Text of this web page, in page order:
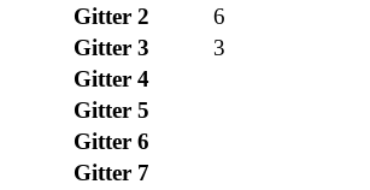
Gitter 2
6
Gitter 3
3
Gitter 4
Gitter 5
Gitter 6
Gitter 7